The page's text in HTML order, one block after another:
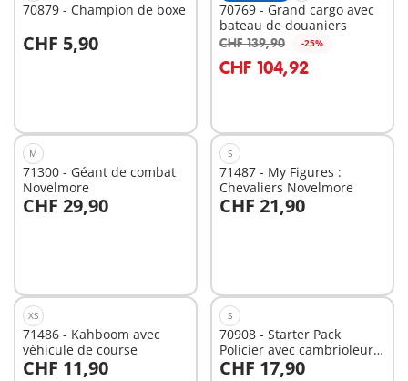
70879 - Champion de boxe
CHF 5,90
70769 - Grand cargo avec
bateau de douaniers
CHF 139,90 -25%
CHF 104,92
M
71300 - Géant de combat
Novelmore
CHF 29,90
S
71487 - My Figures :
Chevaliers Novelmore
CHF 21,90
XS
71486 - Kahboom avec
véhicule de course
CHF 11,90
S
70908 - Starter Pack
Policier avec cambrioleur
de coffre-fort
CHF 17,90